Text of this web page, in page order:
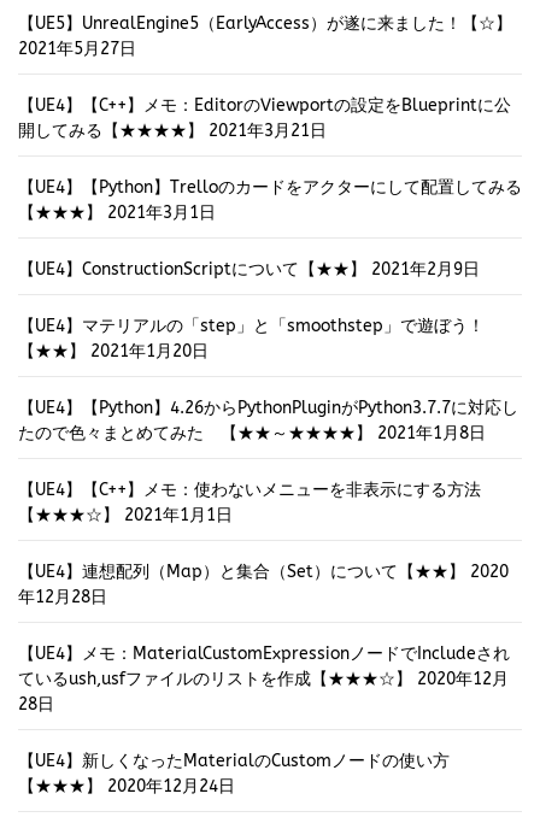
【UE5】UnrealEngine5（EarlyAccess）が遂に来ました！【☆】
2021年5月27日
【UE4】【C++】メモ：EditorのViewportの設定をBlueprintに公
開してみる【★★★★】
2021年3月21日
【UE4】【Python】Trelloのカードをアクターにして配置してみる
【★★★】
2021年3月1日
【UE4】ConstructionScriptについて【★★】 2021年2月9日
【UE4】マテリアルの「step」と「smoothstep」で遊ぼう！
【★★】
2021年1月20日
【UE4】【Python】4.26からPythonPluginがPython3.7.7に対応し
たので色々まとめてみた 【★★～★★★★】
2021年1月8日
【UE4】【C++】メモ：使わないメニューを非表示にする方法
【★★★☆】
2021年1月1日
【UE4】連想配列（Map）と集合（Set）について【★★】
2020
年12月28日
【UE4】メモ：MaterialCustomExpressionノードでIncludeされ
ているush,usfファイルのリストを作成【★★★☆】
2020年12月
28日
【UE4】新しくなったMaterialのCustomノードの使い方
【★★★】
2020年12月24日